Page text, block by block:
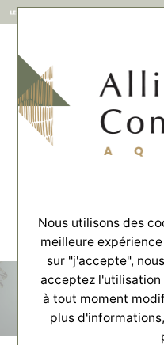
Partenariat
financement de
Nous utilisons des
meilleure
sur "j'accepte",
acceptez l'utilisation
à tout moment
plus